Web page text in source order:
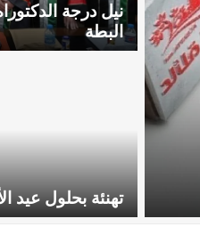
نيل درجة
البطة
تهنئة بحلول عيد